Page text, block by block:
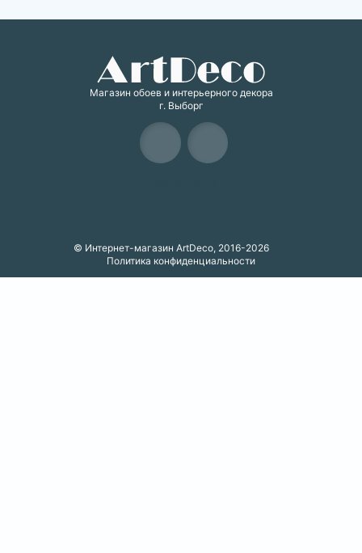
Магазин обоев и интерьерного декора
г. Выборг
© Интернет-магазин ArtDeco, 2016-2026
Политика конфиденциальности